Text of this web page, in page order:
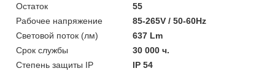
Остаток
55
Рабочее напряжение
85-265V / 50-60Hz
Световой поток (лм)
637 Lm
Срок службы
30 000 ч.
Степень защиты IP
IP 54